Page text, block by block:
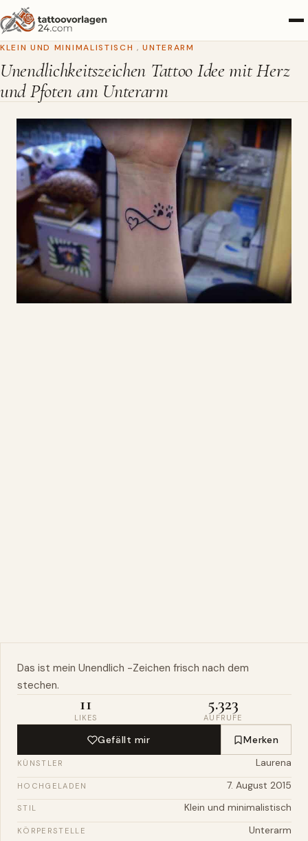
KLEIN UND MINIMALISTISCH , UNTERARM
Unendlichkeitszeichen Tattoo Idee mit Herz
und Pfoten am Unterarm
Das ist mein Unendlich -Zeichen frisch nach dem
stechen.
11
LIKES
5.323
AUFRUFE
Gefällt mir Merken
KÜNSTLER Laurena
HOCHGELADEN 7. August 2015
STIL Klein und minimalistisch
KÖRPERSTELLE Unterarm